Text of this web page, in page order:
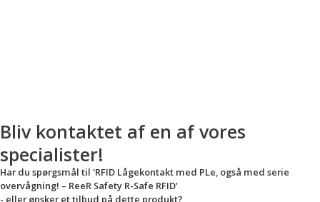
Bliv kontaktet af en af vores
specialister!
Har du spørgsmål til 'RFID Lågekontakt med PLe, også med serie
overvågning! – ReeR Safety R-Safe RFID'
- eller ønsker et tilbud på dette produkt?